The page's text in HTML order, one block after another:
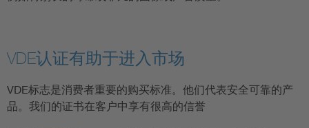
VDE认证有助于进入市场
VDE标志是消费者重要的购买标准。他们代表安全可靠的产
品。我们的证书在客户中享有很高的信誉